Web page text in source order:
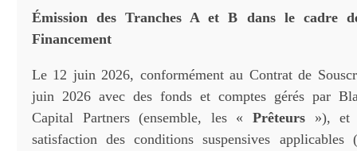
Émission des Tranches A et B dans le cadre
Financement
Le 12 juin 2026, conformément au Contrat de
juin 2026 avec des fonds et comptes gérés par
Capital Partners (ensemble, les « Prêteurs»), et
satisfaction des conditions suspensives